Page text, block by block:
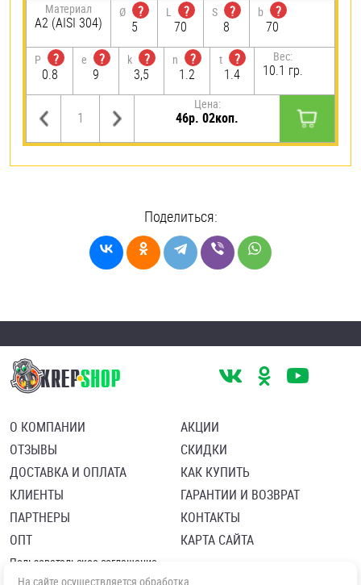
Материал
А2 (AISI 304)
Ø
?
5
L
?
70
S
?
8
b
?
70
P
?
0.8
e
?
9
k
?
3,5
n
?
1.2
t
?
1.4
Вес:
10.1 гр.
Цена:
46р. 02коп.
Поделиться:
О КОМПАНИИ
ОТЗЫВЫ
ДОСТАВКА И ОПЛАТА
КЛИЕНТЫ
ПАРТНЕРЫ
ОПТ
АКЦИИ
СКИДКИ
КАК КУПИТЬ
ГАРАНТИИ И ВОЗВРАТ
КОНТАКТЫ
КАРТА САЙТА
Пользовательское соглашение
Политика в отношении обработки персональных данных
На сайте осуществляется обработка